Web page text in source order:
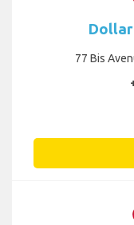
Dollar
77 Bis